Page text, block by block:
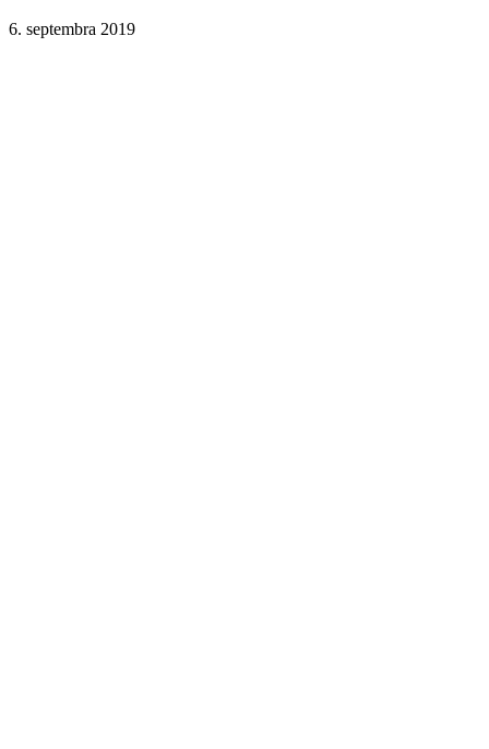
6. septembra 2019